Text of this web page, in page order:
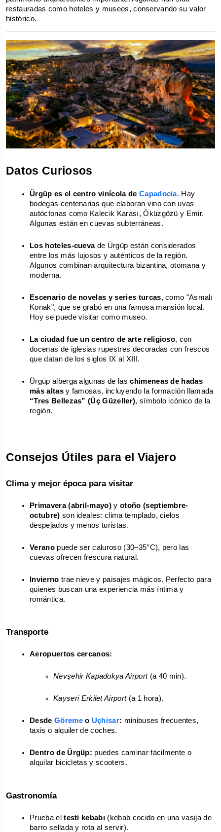
restauradas como hoteles y museos, conservando su valor
histórico.
Datos Curiosos
Ürgüp es el centro vinícola de Capadocia. Hay
bodegas centenarias que elaboran vino con uvas
autóctonas como Kalecik Karası, Öküzgözü y Emir.
Algunas están en cuevas subterráneas.
Los hoteles-cueva de Ürgüp están considerados
entre los más lujosos y auténticos de la región.
Algunos combinan arquitectura bizantina, otomana y
moderna.
Escenario de novelas y series turcas, como "Asmalı
Konak", que se grabó en una famosa mansión local.
Hoy se puede visitar como museo.
La ciudad fue un centro de arte religioso, con
docenas de iglesias rupestres decoradas con frescos
que datan de los siglos IX al XIII.
Ürgüp alberga algunas de las chimeneas de hadas
más altas
“Tres Bellezas” (Üç Güzeller), símbolo icónico de la
región.
Consejos Útiles para el Viajero
Clima y mejor época para visitar
Primavera (abril-mayo) y otoño (septiembre-
octubre) son ideales: clima templado, cielos
despejados y menos turistas.
Verano puede ser caluroso (30–35°C), pero las
cuevas ofrecen frescura natural.
Invierno trae nieve y paisajes mágicos. Perfecto para
quienes buscan una experiencia más íntima y
romántica.
Transporte
Aeropuertos cercanos:
Nevşehir Kapadokya Airport (a 40 min).
Kayseri Erkilet Airport (a 1 hora).
Desde Göreme o Uçhisar: minibuses frecuentes,
taxis o alquiler de coches.
Dentro de Ürgüp: puedes caminar fácilmente o
alquilar bicicletas y scooters.
Gastronomía
Prueba el testi kebabı (kebab cocido en una vasija de
barro sellada y rota al servir).